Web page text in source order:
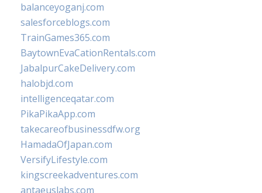
balanceyoganj.com
salesforceblogs.com
TrainGames365.com
BaytownEvaCationRentals.com
JabalpurCakeDelivery.com
halobjd.com
intelligenceqatar.com
PikaPikaApp.com
takecareofbusinessdfw.org
HamadaOfJapan.com
VersifyLifestyle.com
kingscreekadventures.com
antaeuslabs.com